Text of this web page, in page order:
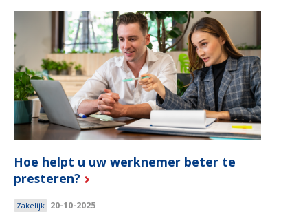
Hoe helpt u uw werknemer beter te
presteren?
Zakelijk 20-10-2025